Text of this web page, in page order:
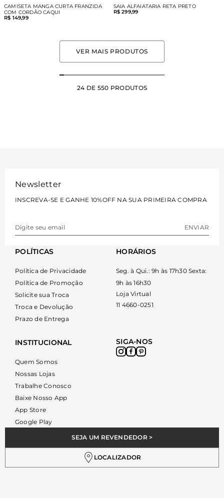
CAMISETA MANGA CURTA FRANZIDA
COM CORDÃO CAQUI
R$ 149,99
SAIA ALFAIATARIA RETA PRETO
R$ 299,99
VER MAIS PRODUTOS
24 DE 550 PRODUTOS
Newsletter
INSCREVA-SE E GANHE 10%OFF NA SUA PRIMEIRA COMPRA
ENVIAR
LOCALIZADOR
SEJA UM REVENDEDOR >
INSTITUCIONAL
Quem Somos
Nossas Lojas
Trabalhe Conosco
Baixe Nosso App
App Store
Google Play
POLÍTICAS
Política de Privacidade
Política de Promoção
Solicite sua Troca
Troca e Devolução
Prazo de Entrega
HORÁRIOS
Seg. à Qui.: 9h às 17h30 Sexta:
9h às 16h30
Loja Virtual
11 4660-0251
SIGA-NOS